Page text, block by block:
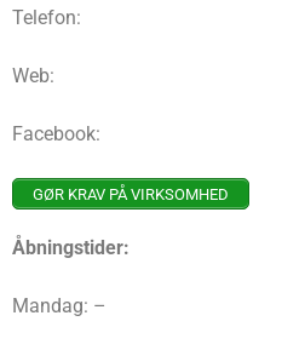
Telefon:
Web:
Facebook:
GØR KRAV PÅ VIRKSOMHED
Åbningstider:
Mandag: –